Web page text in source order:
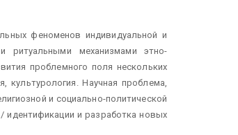
феноменов индивидуальной и
ритуальными механизмами этно-
проблемного поля нескольких
культурология. Научная проблема,
и социально-политической
и разработка новых